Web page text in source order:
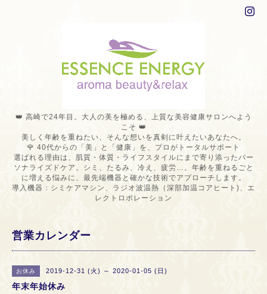
👑 高崎で24年目。大人の美を極める、上質な美容健康サロンへよう
こそ 👑
美しく年齢を重ねたい、そんな想いを真剣に叶えたいあなたへ。
🌹 40代からの「美」と「健康」を、プロがトータルサポート
選ばれる理由は、肌質・体質・ライフスタイルにまで寄り添ったパー
ソナライズドケア。シミ、たるみ、冷え、疲労…。年齢を重ねるごと
に増える悩みに、最先端機器と確かな技術でアプローチします。
導入機器：シミケアマシン、ラジオ波温熱（深部加温コアヒート)、エ
レクトロポレーション
営業カレンダー
お休み 2019-12-31 (火) ～ 2020-01-05 (日)
年末年始休み